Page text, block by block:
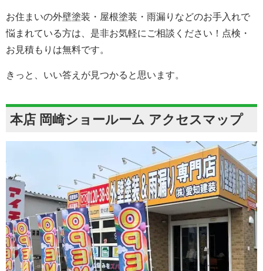
お住まいの外壁塗装・屋根塗装・雨漏りなどのお手入れで
悩まれている方は、是非お気軽にご相談ください！点検・
お見積もりは無料です。
きっと、いい答えが見つかると思います。
本店 岡崎ショールーム アクセスマップ